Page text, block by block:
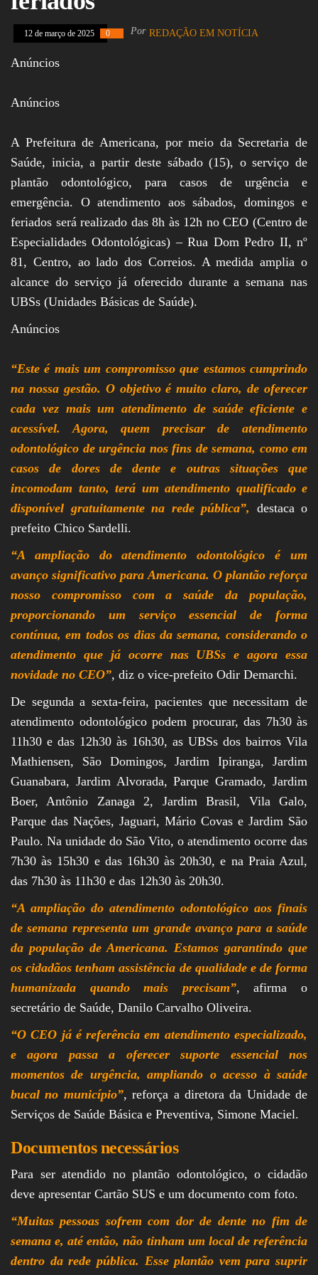
Senado, São Paulo,
Receitas, Chef, RH,
Empreendedorismo,
Oportunidades,
12 de março de 2025 0 Por REDAÇÃO EM NOTÍCIA
Anúncios
Anúncios
A Prefeitura de Americana, por meio da Secretaria de
Saúde, inicia, a partir deste sábado (15), o serviço de
plantão odontológico, para casos de urgência e
emergência. O atendimento aos sábados, domingos e
feriados será realizado das 8h às 12h no CEO (Centro de
Especialidades Odontológicas) – Rua Dom Pedro II, nº
81, Centro, ao lado dos Correios. A medida amplia o
alcance do serviço já oferecido durante a semana nas
UBSs (Unidades Básicas de Saúde).
Anúncios
“Este é mais um compromisso que estamos cumprindo
na nossa gestão. O objetivo é muito claro, de oferecer
cada vez mais um atendimento de saúde eficiente e
acessível. Agora, quem precisar de atendimento
odontológico de urgência nos fins de semana, como em
casos de dores de dente e outras situações que
incomodam tanto, terá um atendimento qualificado e
disponível gratuitamente na rede pública”, destaca o
prefeito Chico Sardelli.
“A ampliação do atendimento odontológico é um
avanço significativo para Americana. O plantão reforça
nosso compromisso com a saúde da população,
proporcionando um serviço essencial de forma
contínua, em todos os dias da semana, considerando o
atendimento que já ocorre nas UBSs e agora essa
novidade no CEO”, diz o vice-prefeito Odir Demarchi.
De segunda a sexta-feira, pacientes que necessitam de
atendimento odontológico podem procurar, das 7h30 às
11h30 e das 12h30 às 16h30, as UBSs dos bairros Vila
Mathiensen, São Domingos, Jardim Ipiranga, Jardim
Guanabara, Jardim Alvorada, Parque Gramado, Jardim
Boer, Antônio Zanaga 2, Jardim Brasil, Vila Galo,
Parque das Nações, Jaguari, Mário Covas e Jardim São
Paulo. Na unidade do São Vito, o atendimento ocorre das
7h30 às 15h30 e das 16h30 às 20h30, e na Praia Azul,
das 7h30 às 11h30 e das 12h30 às 20h30.
“A ampliação do atendimento odontológico aos finais
de semana representa um grande avanço para a saúde
da população de Americana. Estamos garantindo que
os cidadãos tenham assistência de qualidade e de forma
humanizada quando mais precisam”, afirma o
secretário de Saúde, Danilo Carvalho Oliveira.
“O CEO já é referência em atendimento especializado,
e agora passa a oferecer suporte essencial nos
momentos de urgência, ampliando o acesso à saúde
bucal no município”, reforça a diretora da Unidade de
Serviços de Saúde Básica e Preventiva, Simone Maciel.
Documentos necessários
Para ser atendido no plantão odontológico, o cidadão
deve apresentar Cartão SUS e um documento com foto.
“Muitas pessoas sofrem com dor de dente no fim de
semana e, até então, não tinham um local de referência
dentro da rede pública. Esse plantão vem para suprir